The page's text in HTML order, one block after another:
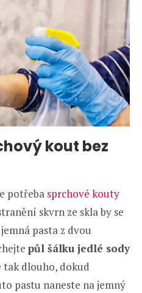
kout bez
potřeba sprchové kouty
skvrn ze skla by se
pasta z dvou
půl šálku jedlé sody
tak dlouho, dokud
pastu naneste na jemný